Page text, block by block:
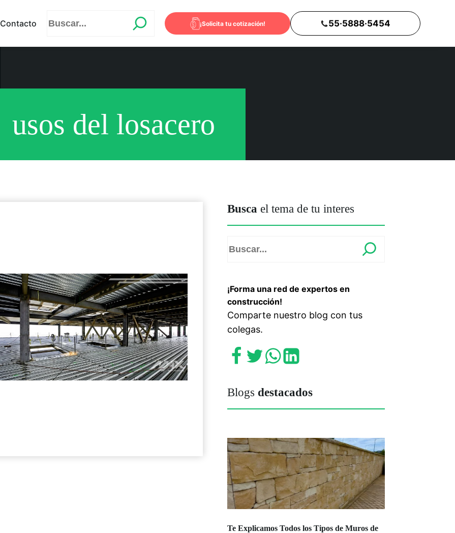
Contacto ¡Solicita tu cotización! 55·5888·5454
usos del losacero
Busca el tema de tu interes
¡Forma una red de expertos en
construcción!
Comparte nuestro blog con tus
colegas.
Blogs destacados
Te Explicamos Todos los Tipos de Muros de